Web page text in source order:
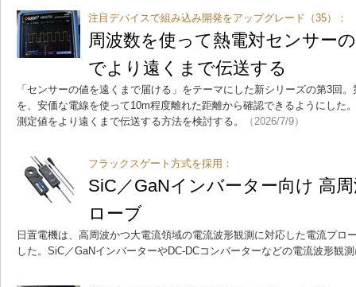
注目デバイスで組み込み開発をアップグレード（35）：
周波数を使って熱電対センサー
でより遠くまで伝送する
「センサーの値を遠くまで届ける」をテーマにした新シリーズの第3回
を、安価な電線を使って10m程度離れた距離から確認できるようにした
測定値をより遠くまで伝送する方法を検討する。
（2026/7/9）
フラックスゲート方式を採用：
SiC／GaNインバーター向け 高
ローブ
日置電機は、高周波かつ大電流領域の電流波形観測に対応した電流プロ
した。SiC／GaNインバーターやDC-DCコンバーターなどの電流波形観